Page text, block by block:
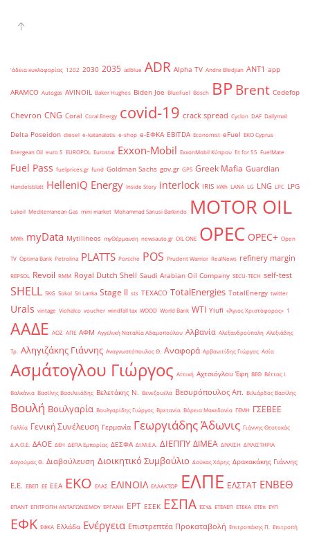
'άδεια κυκλοφορίας 1202 2030 2035 adblue ADR Alpha TV Andre Bledjian ANT1 app
ARAMCO Autogas AVINOIL Baker Hughes Biden Joe BlueFuel Bosch BPBrent Cedefop
Chevron CNG Coral Coral Energy covid-19 crack spread Cyclon DAF Dailymail
Delta Poseidon diesel e-katanalotis e-shop e-ΕΦΚΑ EBITDA Economist eFuel EKO Cyprus
Energean Oil euro 5 EUROPOL Eurostat Exxon-Mobil ExxonMobil Κύπρου fit for 55 FuelMate
Fuel Pass fuelprices.gr fund Goldman Sachs gov.gr GPS Greek Mafia Guardian
Handelsblatt HelleniQ Energy Inside Story interlock IRIS kWh LANA LG LNG LPC LPG
Lukoil Mediterranean Gas mini market Mohammad Sanusi Barkindo MOTOR OIL
MWh myData Mytilineos myΘέρμανση newsauto.gr OIL ONE OPEC OPEC+ Open
TV Optima Bank Petrolina PLATTS Porsche POS Prudent Warrior RealNews refinery margin
REPSOL Revoil RMM Royal Dutch Shell Saudi Arabian Oil Company SECU-TECH self-test
SHELL SKG Sokol Sri Lanka Stage II sts TEXACO TotalEnergies TotalEnergy twitter
Urals vintage Viohalco voucher windfall tax WOOD World Bank WTI Yiufi «Άγιος Χριστόφορος» ΄1
ΑΑΔΕ ΑΟΖ ΑΠΕ ΑΦΜ Αγγελική Ναταλία Αδαμοπούλου Αλβανία Αλεξανδρούπολη Αλεξιάδης
Τρ. Αληγιζάκης Γιάννης Αναγνωστόπουλος Θ. Αναφορά Αρβανιτίδης Γιώργος Ασία
Ασμάτογλου Γιώργος Αττική Αχτσιόγλου Έφη ΒΕΘ Βέττας Ι.
Βαλκάνια Βασίλης Βασιλειάδης Βελετάκης Ν. Βενεζουέλα Βεσυρόπουλος Απ. Βιλιάρδος Βασίλης
Βουλή Βουλγαρία Βουλγαρίδης Γιώργος Βρετανία Βόρεια Μακεδονία ΓΕΜΗ ΓΣΕΒΕΕ
Γαλλία Γενική Συνέλευση Γερμανία Γεωργιάδης Άδωνις Γιάννης Θεοτοκάς
Δ.Α.Ο.Ε. ΔΑΟΕ ΔΕΗ ΔΕΠΑ Εμπορίας ΔΕΣΦΑ ΔΙ.Μ.Ε.Α. ΔΙΕΠΠΥ ΔΙΜΕΑ ΔΙΥΛΙΣΗ ΔΙΥΛΙΣΤΗΡΙΑ
Δαγούμας Θ. Διαβούλευση Διοικητικό Συμβούλιο Δούκας Χάρης Δρακακάκης Γιάννης
Ε.Ε. ΕΒΕΠ ΕΕ ΕΕΑ ΕΚΟ ΕΛΑΣ ΕΛΙΝΟΙΛ ΕΛΛΑΚΤΩΡ ΕΛΠΕ ΕΛΣΤΑΤ ΕΝΒΕΘ
ΕΠΑΝΤ ΕΠΙΤΡΟΠΗ ΑΝΤΑΓΩΝΙΣΜΟΥ ΕΡΓΑΝΗ ΕΡΤ ΕΣΕΚ ΕΣΠΑ ΕΣΥΔ ΕΤΕΑΕΠ ΕΤΕΚΑ ΕΤΕπ ΕΥΠ
ΕΦΚ ΕΦΚΑ Ελλάδα Ενέργεια Επιστρεπτέα Προκαταβολή Επιτροπάκης Π. Επιτροπή